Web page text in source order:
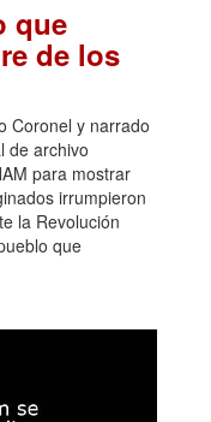
que
de los
Coronel y narrado
de archivo
para mostrar
irrumpieron
la Revolución
que